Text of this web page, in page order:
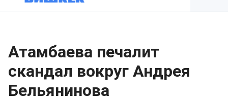
Атамбаева печалит
скандал вокруг Андрея
Бельянинова